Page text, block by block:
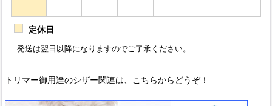
定休日
発送は翌日以降になりますのでご了承ください。
トリマー御用達のシザー関連は、こちらからどうぞ！